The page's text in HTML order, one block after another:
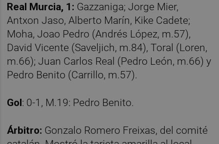
Real Murcia, 1 : Gazzaniga; Jorge Mier,
Antxon Jaso, Alberto Marín, Kike Cadete;
Moha, Joao Pedro (Andrés López, m.57),
David Vicente (Saveljich, m.84), Toral (Loren,
m.66); Juan Carlos Real (Pedro León, m.66) y
Pedro Benito (Carrillo, m.57).
Gol: 0-1, M.19: Pedro Benito.
Árbitro: Gonzalo Romero Freixas, del comité